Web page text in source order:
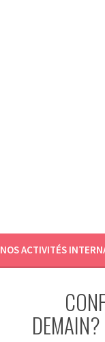
NOS ACTIVITÉS